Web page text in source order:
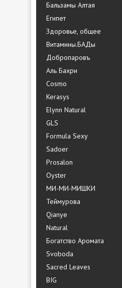
Бальзамы Алтая
Египет
Здоровье, общее
Витамины.БАДы
Добропаровъ
Аль Бахри
Cosmo
Kerasys
Elynn Natural
GLS
Formula Sexy
Sadoer
Prosalon
Oyster
МИ-МИ-МИШКИ
Теймурова
Qianye
Natural
Богатство Аромата
Svoboda
Sacred Leaves
BIG